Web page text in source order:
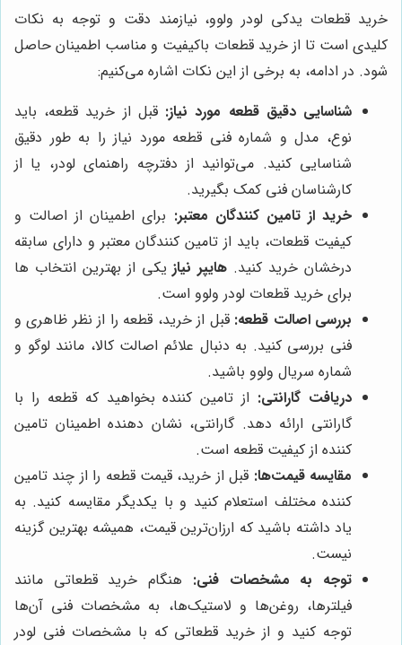
خرید قطعات یدکی لودر ولوو، نیازمند دقت و توجه به نکات
کلیدی است تا از خرید قطعات باکیفیت و مناسب اطمینان حاصل
شود. در ادامه، به برخی از این نکات اشاره می‌کنیم:
شناسایی دقیق قطعه مورد نیاز: قبل از خرید قطعه، باید
نوع، مدل و شماره فنی قطعه مورد نیاز را به طور دقیق
شناسایی کنید. می‌توانید از دفترچه راهنمای لودر، یا از
کارشناسان فنی کمک بگیرید.
خرید از تامین کنندگان معتبر: برای اطمینان از اصالت و
کیفیت قطعات، باید از تامین کنندگان معتبر و دارای سابقه
درخشان خرید کنید. هایپر نیازیکی از بهترین انتخاب ها
برای خرید قطعات لودر ولوو است.
بررسی اصالت قطعه: قبل از خرید، قطعه را از نظر ظاهری و
فنی بررسی کنید. به دنبال علائم اصالت کالا، مانند لوگو و
شماره سریال ولوو باشید.
دریافت گارانتی: از تامین کننده بخواهید که قطعه را با
گارانتی ارائه دهد. گارانتی، نشان دهنده اطمینان تامین
کننده از کیفیت قطعه است.
مقایسه قیمت‌ها: قبل از خرید، قیمت قطعه را از چند تامین
کننده مختلف استعلام کنید و با یکدیگر مقایسه کنید. به
یاد داشته باشید که ارزان‌ترین قیمت، همیشه بهترین گزینه
نیست.
توجه به مشخصات فنی: هنگام خرید قطعاتی مانند
فیلترها، روغن‌ها و لاستیک‌ها، به مشخصات فنی آن‌ها
توجه کنید و از خرید قطعاتی که با مشخصات فنی لودر